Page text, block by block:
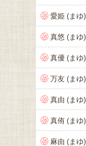
愛姫 (まゆ)
真悠 (まゆ)
真優 (まゆ)
万友 (まゆ)
真由 (まゆ)
真侑 (まゆ)
麻由 (まゆ)